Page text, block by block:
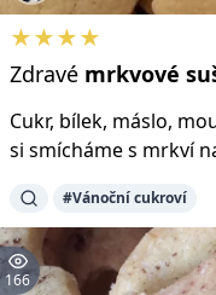
★★★★
Zdravé mrkvové
Cukr, bílek, máslo,
si smícháme s mrkví
#Vánoční cukroví
166